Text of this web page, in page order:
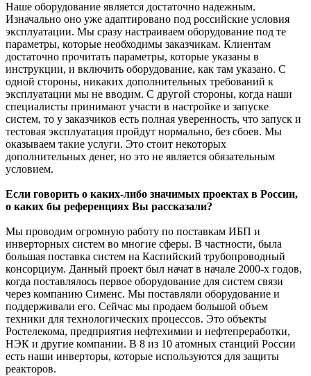
Наше оборудование является достаточно надежным.
Изначально оно уже адаптировано под российские условия
эксплуатации. Мы сразу настраиваем оборудование под те
параметры, которые необходимы заказчикам. Клиентам
достаточно прочитать параметры, которые указаны в
инструкции, и включить оборудование, как там указано. С
одной стороны, никаких дополнительных требований к
эксплуатации мы не вводим. С другой стороны, когда наши
специалисты принимают участи в настройке и запуске
систем, то у заказчиков есть полная уверенность, что запуск и
тестовая эксплуатация пройдут нормально, без сбоев. Мы
оказываем такие услуги. Это стоит некоторых
дополнительных денег, но это не является обязательным
условием.
Если говорить о каких-либо значимых проектах в России,
о каких бы референциях Вы рассказали?
Мы проводим огромную работу по поставкам ИБП и
инверторных систем во многие сферы. В частности, была
большая поставка систем на Каспийский трубопроводный
консорциум. Данный проект был начат в начале 2000-х годов,
когда поставлялось первое оборудование для систем связи
через компанию Сименс. Мы поставляли оборудование и
поддерживали его. Сейчас мы продаем большой объем
техники для технологических процессов. Это объекты
Ростелекома, предприятия нефтехимии и нефтепреработки,
НЭК и другие компании. В 8 из 10 атомных станций России
есть наши инверторы, которые используются для защиты
реакторов.